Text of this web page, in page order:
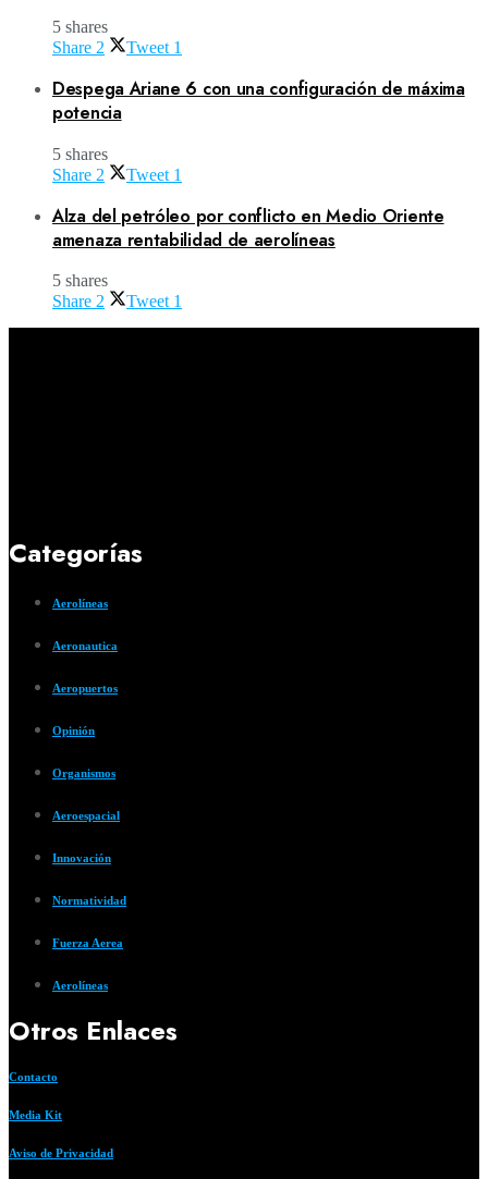
5 shares
Share 2 Tweet 1
Despega Ariane 6 con una configuración de máxima
potencia
5 shares
Share 2 Tweet 1
Alza del petróleo por conflicto en Medio Oriente
amenaza rentabilidad de aerolíneas
5 shares
Share 2 Tweet 1
Categorías
Aerolíneas
Aeronautica
Aeropuertos
Opinión
Organismos
Aeroespacial
Innovación
Normatividad
Fuerza Aerea
Aerolíneas
Otros Enlaces
Contacto
Media Kit
Aviso de Privacidad